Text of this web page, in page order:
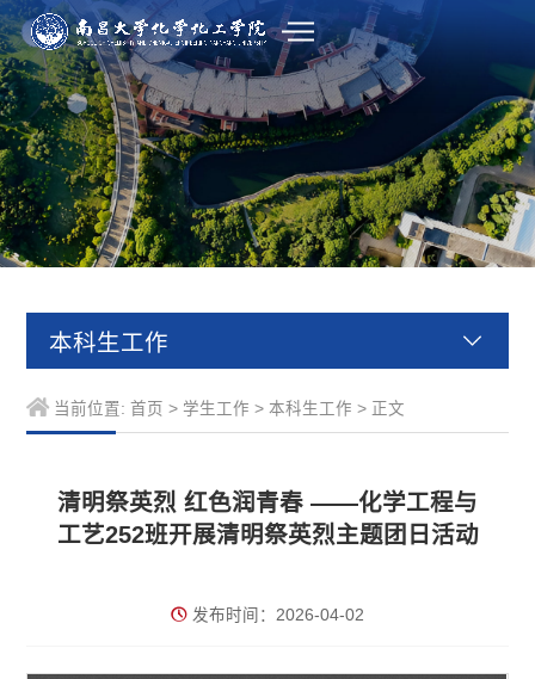
本科生工作
当前位置: 首页 > 学生工作 > 本科生工作 > 正文
清明祭英烈 红色润青春 ——化学工程与
工艺252班开展清明祭英烈主题团日活动
发布时间：2026-04-02